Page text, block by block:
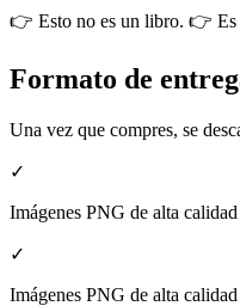
👉 Esto no es un libro. 👉 Es
Formato de
Una vez que compres, se
✓
Imágenes PNG de alta
✓
Imágenes PNG de alta